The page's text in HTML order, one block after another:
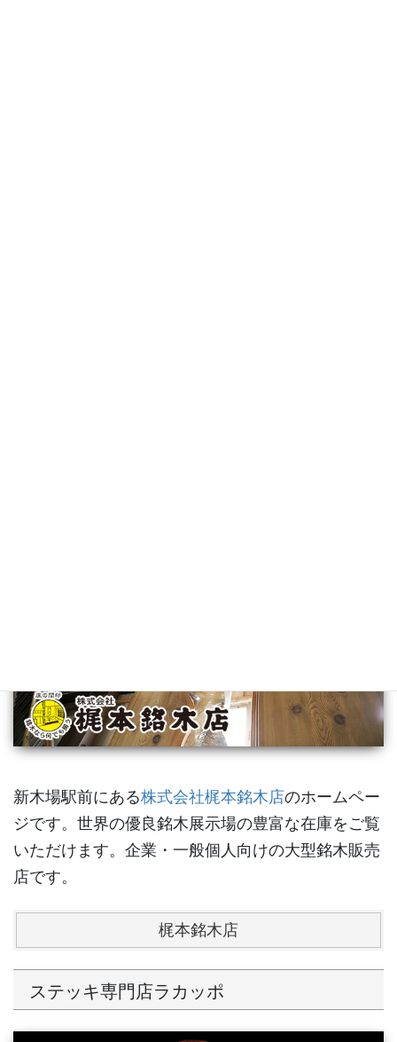
新木場駅前にある株式会社梶本銘木店のホームペー
ジです。世界の優良銘木展示場の豊富な在庫をご覧
いただけます。企業・一般個人向けの大型銘木販売
店です。
梶本銘木店
ステッキ専門店ラカッポ